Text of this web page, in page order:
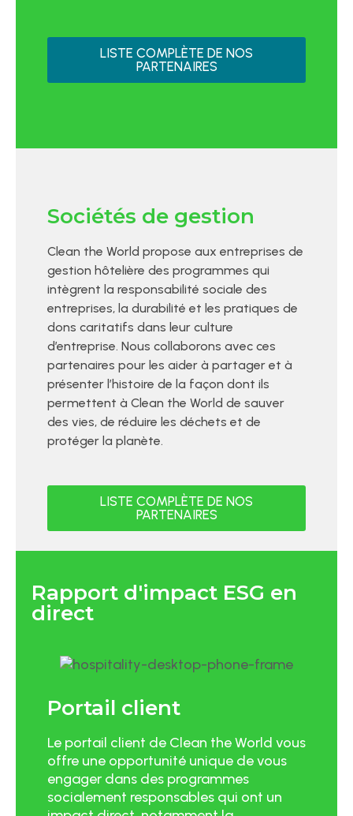
LISTE COMPLÈTE DE NOS
PARTENAIRES
Sociétés de gestion
Clean the World propose aux entreprises de
gestion hôtelière des programmes qui
intègrent la responsabilité sociale des
entreprises, la durabilité et les pratiques de
dons caritatifs dans leur culture
d’entreprise. Nous collaborons avec ces
partenaires pour les aider à partager et à
présenter l’histoire de la façon dont ils
permettent à Clean the World de sauver
des vies, de réduire les déchets et de
protéger la planète.
LISTE COMPLÈTE DE NOS
PARTENAIRES
Rapport d'impact ESG en
direct
Portail client
Le portail client de Clean the World vous
offre une opportunité unique de vous
engager dans des programmes
socialement responsables qui ont un